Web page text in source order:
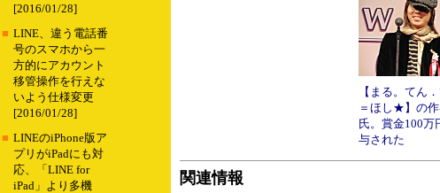
[2016/01/28]
■ LINE、違う電話番
号のスマホから一
方的にアカウント
移管操作を行えな
いよう仕様変更
[2016/01/28]
■ LINEのiPhone版ア
プリがiPadにも対
応、「LINE for
iPad」より多機
【まる。てん
＝ほし★】の作
氏。賞金100万
与された
関連情報